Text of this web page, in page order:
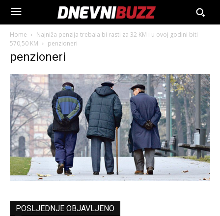
Home
Najniža penzija trebala bi rasti za 32 KM i u ovoj godini biti
570,50 KM
penzioneri
penzioneri
POSLJEDNJE OBJAVLJENO